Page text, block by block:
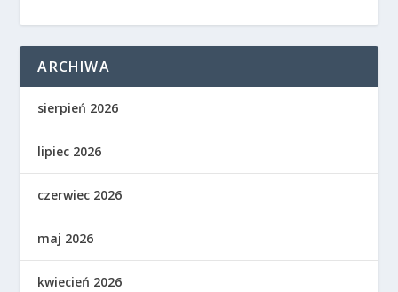
ARCHIWA
sierpień 2026
lipiec 2026
czerwiec 2026
maj 2026
kwiecień 2026